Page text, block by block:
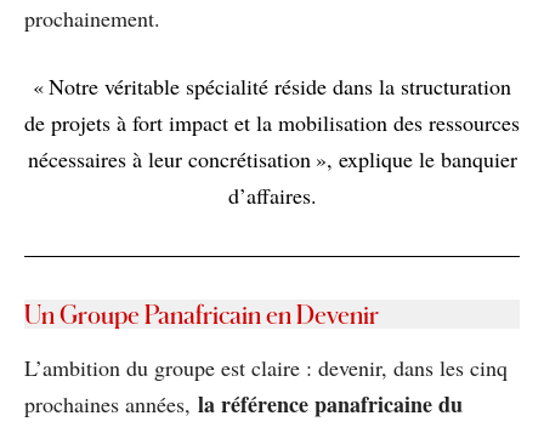
prochainement.
« Notre véritable spécialité réside dans la structuration
de projets à fort impact et la mobilisation des ressources
nécessaires à leur concrétisation », explique le banquier
d’affaires.
Un Groupe Panafricain en Devenir
L’ambition du groupe est claire : devenir, dans les cinq
prochaines années, la référence panafricaine du